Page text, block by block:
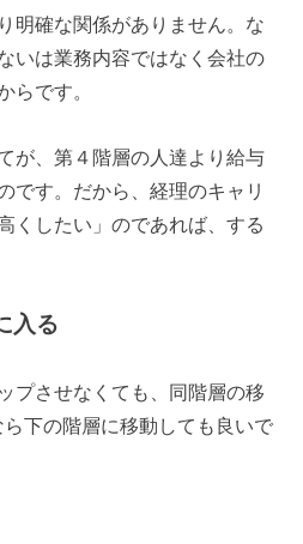
明確な関係がありません。な
いは業務内容ではなく会社の
らです。
が、第４階層の人達より給与
です。だから、経理のキャリ
くしたい」のであれば、する
入る
プさせなくても、同階層の移
下の階層に移動しても良いで